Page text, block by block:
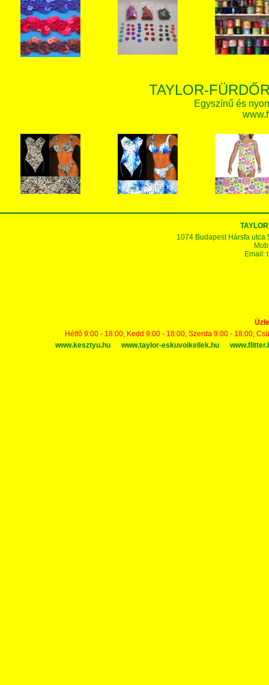
TAYLOR-
Egyszínű és
1074 Budapest Hársfa utca
Email:
Hétfő 9:00 - 18:00, Kedd 9:00 - 18:00, Szerda 9:00 - 18:00,
www.kesztyu.hu
www.taylor-eskuvoikellek.hu